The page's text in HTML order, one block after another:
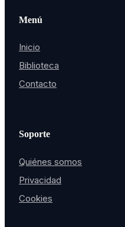
Menú
Inicio
Biblioteca
Contacto
Soporte
Quiénes somos
Privacidad
Cookies